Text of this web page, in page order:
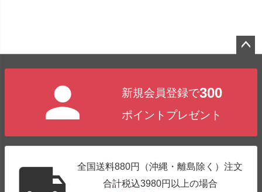
新規会員登録で300
ポイントプレゼント
全国送料880円（沖縄・離島除く）注文
合計税込3980円以上の場合